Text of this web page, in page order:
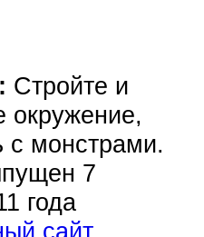
Стройте и
окружение,
с монстрами.
7
года